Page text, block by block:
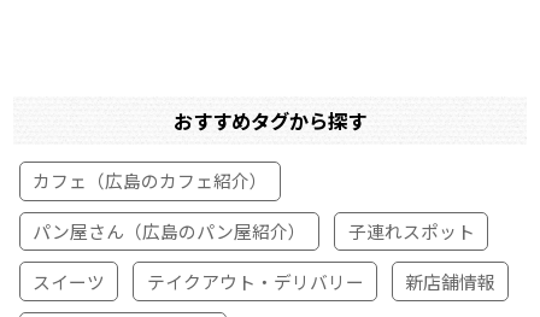
おすすめタグから探す
カフェ（広島のカフェ紹介）
パン屋さん（広島のパン屋紹介）
子連れスポット
スイーツ
テイクアウト・デリバリー
新店舗情報